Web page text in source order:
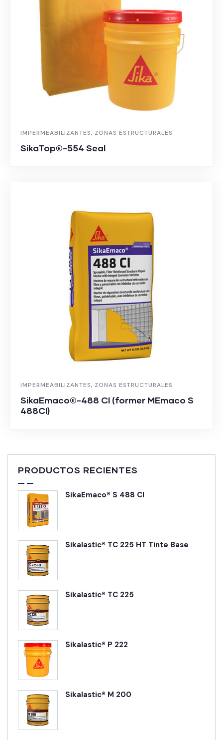
IMPERMEABILIZANTES, ZONAS ESTRUCTURALES
SikaTop®-554 Seal
IMPERMEABILIZANTES, ZONAS ESTRUCTURALES
SikaEmaco®-488 CI (former MEmaco S
488CI)
PRODUCTOS RECIENTES
SikaEmaco® S 488 CI
Sikalastic® TC 225 HT Tinte Base
Sikalastic® TC 225
Sikalastic® P 222
Sikalastic® M 200